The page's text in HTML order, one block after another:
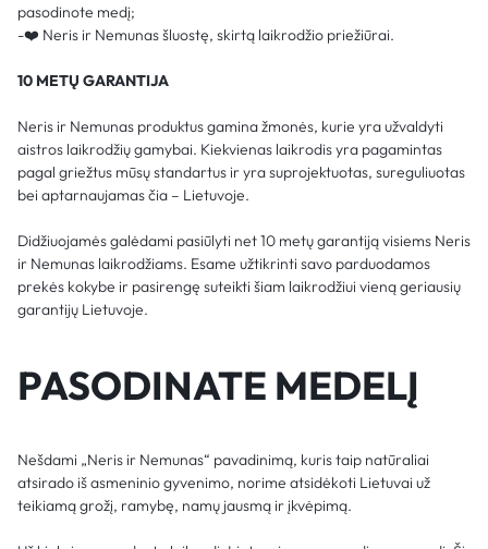
pasodinote medį;
-❤️ Neris ir Nemunas šluostę, skirtą laikrodžio priežiūrai.
10 METŲ GARANTIJA
Neris ir Nemunas produktus gamina žmonės, kurie yra užvaldyti
aistros laikrodžių gamybai. Kiekvienas laikrodis yra pagamintas
pagal griežtus mūsų standartus ir yra suprojektuotas, sureguliuotas
bei aptarnaujamas čia – Lietuvoje.
Didžiuojamės galėdami pasiūlyti net 10 metų garantiją visiems Neris
ir Nemunas laikrodžiams. Esame užtikrinti savo parduodamos
prekės kokybe ir pasirengę suteikti šiam laikrodžiui vieną geriausių
garantijų Lietuvoje.
PASODINATE MEDELĮ
Nešdami „Neris ir Nemunas“ pavadinimą, kuris taip natūraliai
atsirado iš asmeninio gyvenimo, norime atsidėkoti Lietuvai už
teikiamą grožį, ramybę, namų jausmą ir įkvėpimą.